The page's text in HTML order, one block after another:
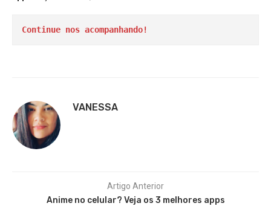
Continue nos acompanhando!
VANESSA
Artigo Anterior
Anime no celular? Veja os 3 melhores apps